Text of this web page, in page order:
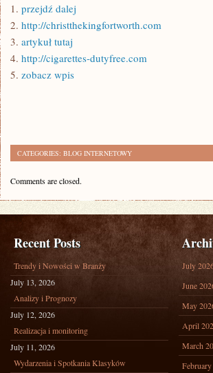
1. przejdź dalej
2. http://christthekingfortworth.com
3. artykuł tutaj
4. http://cigarettes-dutyfree.com
5. zobacz wpis
CATEGORIES: BLOG INTERNETOWY
Comments are closed.
Recent Posts
Trendy i Nowości w Branży
July 13, 2026
Analizy i Prognozy
July 12, 2026
Realizacja i monitoring
July 11, 2026
Wydarzenia i Spotkania Klasyków
July
June
May
April
March